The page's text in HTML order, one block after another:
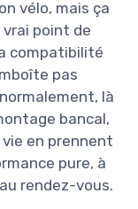
vélo, mais ça
vrai point de
compatibilité
pas
là
bancal,
en prennent
pure, à
rendez-vous.